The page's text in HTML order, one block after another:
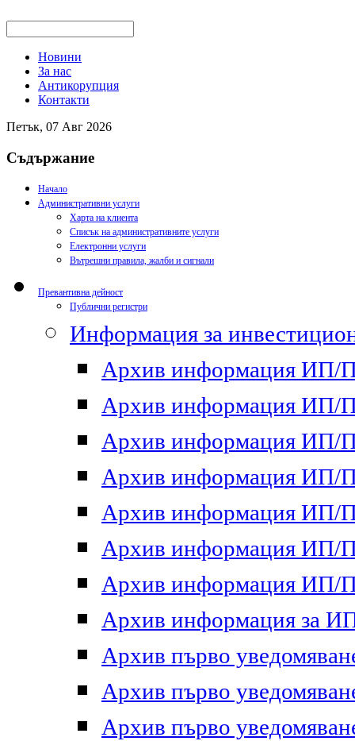
Новини
За нас
Антикорупция
Контакти
Петък, 07 Авг 2026
Съдържание
Начало
Административни услуги
Харта на клиента
Списък на административните услуги
Електронни услуги
Вътрешни правила, жалби и сигнали
Превантивна дейност
Публични регистри
Информация за
Архив информация ИП/
Архив информация ИП/
Архив информация ИП/
Архив информация ИП/
Архив информация ИП/
Архив информация ИП/
Архив информация ИП/
Архив информация за
Архив първо
Архив първо
Архив първо